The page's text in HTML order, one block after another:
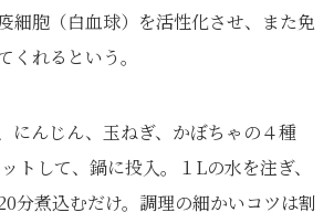
細胞（白血球）を活性化させ、また免
くれるという。
にんじん、玉ねぎ、かぼちゃの４種
トして、鍋に投入。１Lの水を注ぎ、
分煮込むだけ。調理の細かいコツは割